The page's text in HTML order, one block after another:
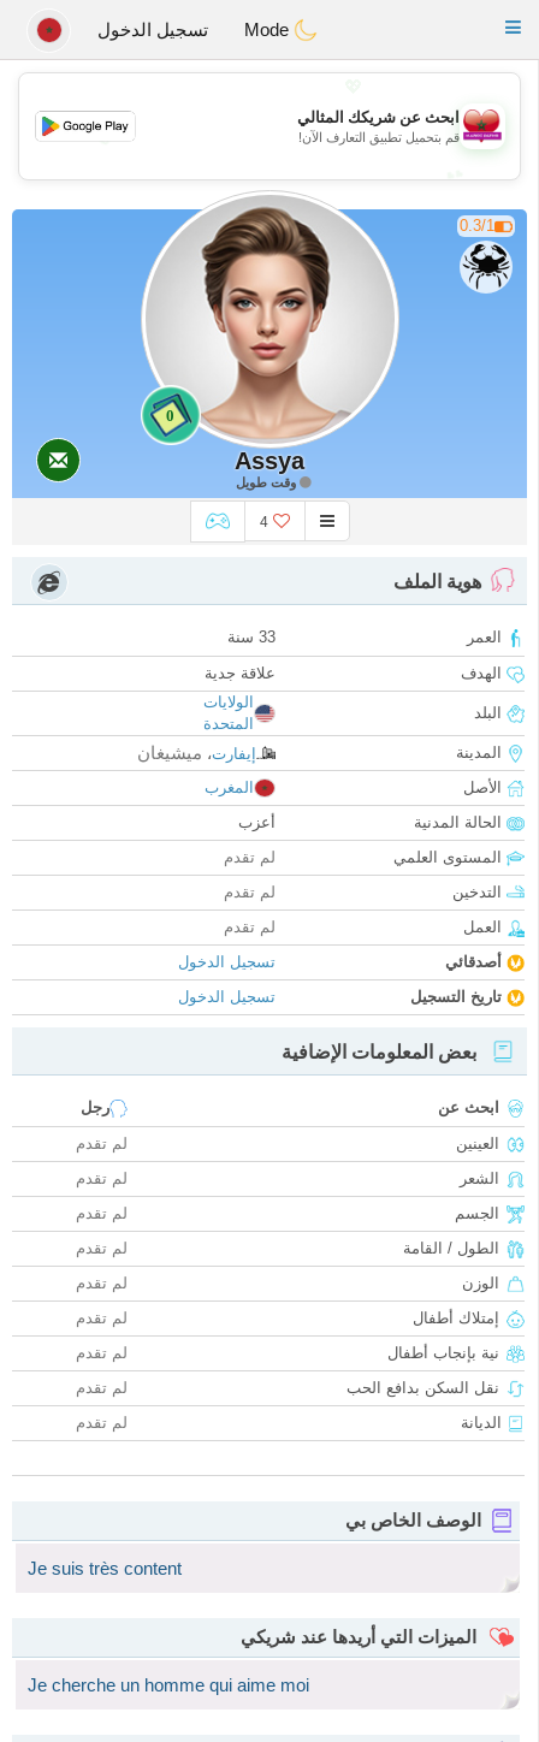
Maroc Dating
Toggle
تسجيل الدخول
💖
💕
ابحث عن شريكك المثالي
قم بتحميل تطبيق التعارف الآن!
0.3/1
0
Assya
وقت طويل
4
هوية الملف
العمر
33 سنة
الهدف
علاقة جدية
البلد
الولايات
المتحدة
المدينة
إيفارت، ميشيغان
الأصل
المغرب
الحالة المدنية
أعزب
المستوى العلمي
لم تقدم
التدخين
لم تقدم
العمل
لم تقدم
أصدقائي
تسجيل الدخول
تاريخ التسجيل
تسجيل الدخول
بعض المعلومات الإضافية
ابحث عن
رجل
العينين
لم تقدم
الشعر
لم تقدم
الجسم
لم تقدم
الطول / القامة
لم تقدم
الوزن
لم تقدم
إمتلاك أطفال
لم تقدم
نية بإنجاب أطفال
لم تقدم
نقل السكن بدافع الحب
لم تقدم
الديانة
لم تقدم
الوصف الخاص بي
Je suis très content
الميزات التي أريدها عند شريكي
Je cherche un homme qui aime moi